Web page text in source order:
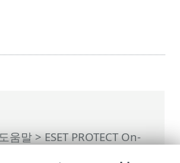
움말>ESET PROTECT On-